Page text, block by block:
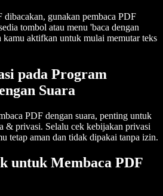
gunakan pembaca PDF
tombol atau menu 'baca dengan
kamu aktifkan untuk mulai memutar teks
pada Program
Suara
PDF dengan suara, penting untuk
& privasi. Selalu cek kebijakan privasi
tetap aman dan tidak dipakai tanpa izin.
untuk Membaca PDF